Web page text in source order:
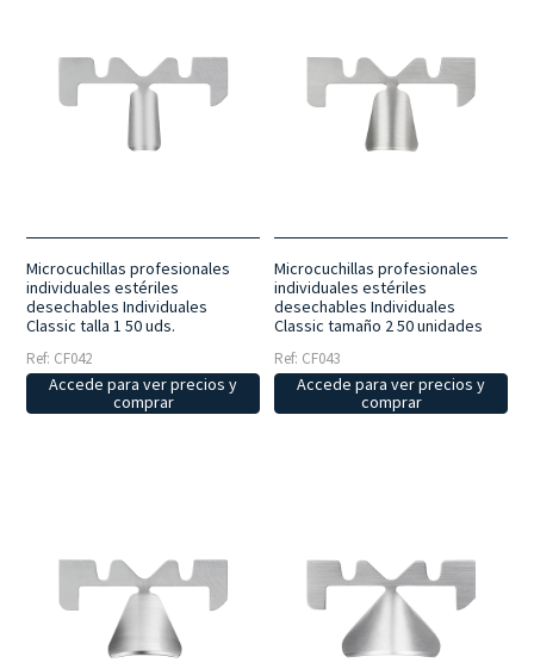
Microcuchillas profesionales
individuales estériles
desechables Individuales
Classic talla 1 50 uds.
Ref: CF042
Accede para ver precios y
comprar
Microcuchillas profesionales
individuales estériles
desechables Individuales
Classic tamaño 2 50 unidades
Ref: CF043
Accede para ver precios y
comprar